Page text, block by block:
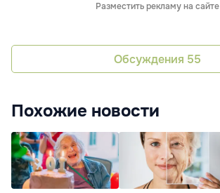
Разместить рекламу на сайте
Обсуждения 55
Похожие новости